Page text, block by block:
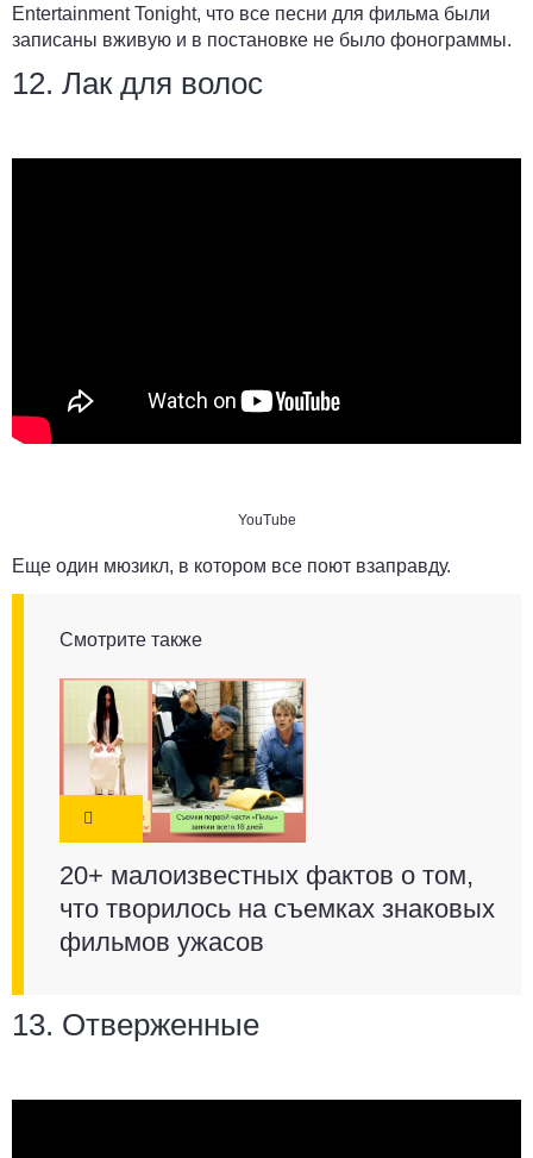
Entertainment Tonight, что все песни для фильма были
записаны вживую и в постановке не было фонограммы.
12. Лак для волос
YouTube
Еще один мюзикл, в котором все поют взаправду.
Смотрите также
20+ малоизвестных фактов о том,
что творилось на съемках знаковых
фильмов ужасов
13. Отверженные